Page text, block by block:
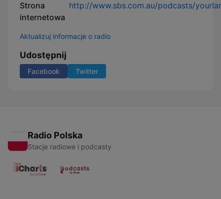
Strona
internetowa
http://www.sbs.com.au/podcasts/
Aktualizuj informacje o radio
Udostępnij
Facebook Twitter
Radio Polska
Stacje radiowe i podcasty